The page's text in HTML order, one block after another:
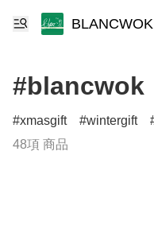
BLANCWOK
#blancwok
xmasgift wintergift
48項 商品